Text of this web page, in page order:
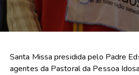
Santa Missa presidida pelo Padre
agentes da Pastoral da Pessoa